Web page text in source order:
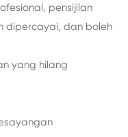
pensijilan
dipercayai, dan boleh
yang hilang